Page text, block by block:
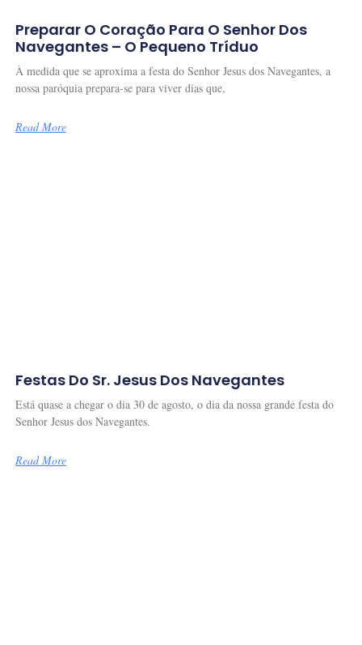
Preparar O Coração Para O Senhor Dos
Navegantes – O Pequeno Tríduo
À medida que se aproxima a festa do Senhor Jesus dos Navegantes, a
nossa paróquia prepara-se para viver dias que,
Read More
Festas Do Sr. Jesus Dos Navegantes
Está quase a chegar o dia 30 de agosto, o dia da nossa grande festa do
Senhor Jesus dos Navegantes.
Read More